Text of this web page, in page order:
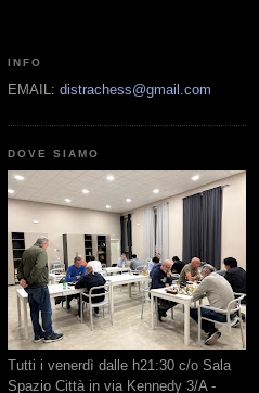
INFO
EMAIL: distrachess@gmail.com
DOVE SIAMO
Tutti i venerdì dalle h21:30 c/o Sala
Spazio Città in via Kennedy 3/A -